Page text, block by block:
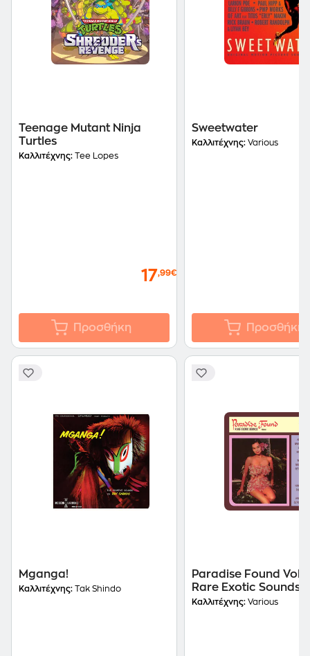
Teenage Mutant Ninja
Turtles
Καλλιτέχνης: Tee Lopes
17,99€
Προσθήκη
Sweetwater
Καλλιτέχνης: Various
Προσθήκη
Mganga!
Καλλιτέχνης: Tak Shindo
Paradise Found Vol.1
Rare Exotic Sounds
Καλλιτέχνης: Various